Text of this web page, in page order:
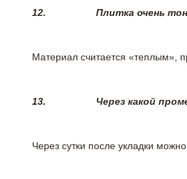
12. Плитка очень
Материал считается «теплым»,
13. Через какой
Через сутки после укладки